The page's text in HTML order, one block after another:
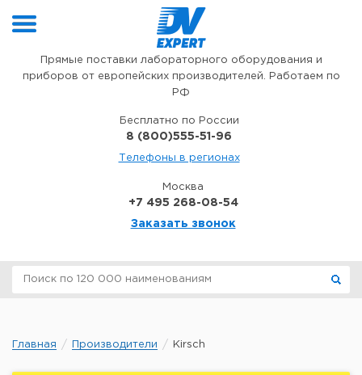
Прямые поставки лабораторного оборудования и
приборов от европейских производителей. Работаем по
РФ
Бесплатно по России
8 (800)555-51-96
Телефоны в регионах
Москва
+7 495 268-08-54
Заказать звонок
Главная Производители Kirsch